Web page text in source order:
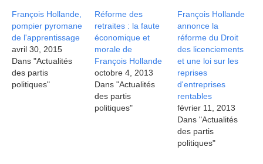
François Hollande,
pompier pyromane
de l'apprentissage
avril 30, 2015
Dans "Actualités
des partis
politiques"
Réforme des
retraites : la faute
économique et
morale de
François Hollande
octobre 4, 2013
Dans "Actualités
des partis
politiques"
François Hollande
annonce la
réforme du Droit
des licenciements
et une loi sur les
reprises
d'entreprises
rentables
février 11, 2013
Dans "Actualités
des partis
politiques"